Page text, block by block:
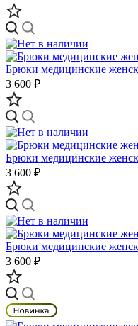
Брюки медицинские
3 600 ₽
Брюки медицинские
3 600 ₽
Брюки медицинские
3 600 ₽